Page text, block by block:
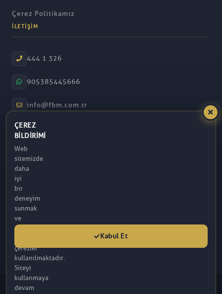
Çerez Politikamız
İLETIŞIM
444 1 326
905385445666
info@fbm.com.tr
08:30 – 17:30
Atakum / Samsun
© 2026 FBM. Tüm hakları saklıdır. İçerik, FBM (R) Tarafından
ÇEREZ
BILDIRIMI
Web
sitemizde
daha
iyi
bir
deneyim
sunmak
ve
analitik
çerezler
kullanılmaktadır.
Siteyi
kullanmaya
devam
Kabul Et